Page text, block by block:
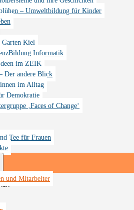
– Umweltbildung für Kinder
Kiel
Informatik
im ZEIK
Der andere Blick
im Alltag
Demokratie
‚Faces of Change‘
Tee für Frauen
und Mitarbeiter
Kalender